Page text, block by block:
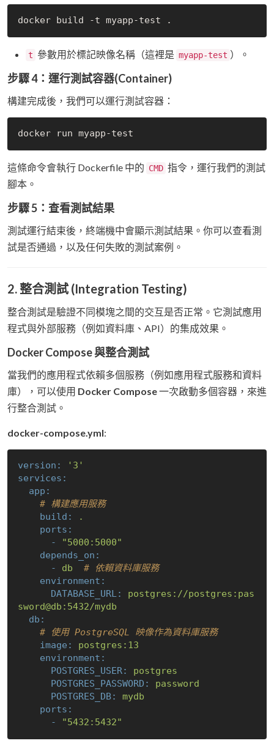
t 參數用於標記映像名稱（這裡是 myapp-test ）。
步驟 4：運行測試容器(Container)
構建完成後，我們可以運行測試容器：
這條命令會執行 Dockerfile 中的 CMD 指令，運行我們的測試
腳本。
步驟 5：查看測試結果
測試運行結束後，終端機中會顯示測試結果。你可以查看測
試是否通過，以及任何失敗的測試案例。
2. 整合測試 (Integration Testing)
整合測試是驗證不同模塊之間的交互是否正常。它測試應用
程式與外部服務（例如資料庫、API）的集成效果。
Docker Compose 與整合測試
當我們的應用程式依賴多個服務（例如應用程式服務和資料
庫），可以使用 Docker Compose一次啟動多個容器，來進
行整合測試。
docker-compose.yml:
version:
'3'
services:
app:
# 構建應用服務
build:
.
ports:
-
"5000:5000"
depends_on:
-
db
# 依賴資料庫服務
environment:
DATABASE_URL:
postgres://postgres:pas
sword@db:5432/mydb
db:
# 使用 PostgreSQL 映像作為資料庫服務
image:
postgres:13
environment:
POSTGRES_USER:
postgres
POSTGRES_PASSWORD:
password
POSTGRES_DB:
mydb
ports:
-
"5432:5432"